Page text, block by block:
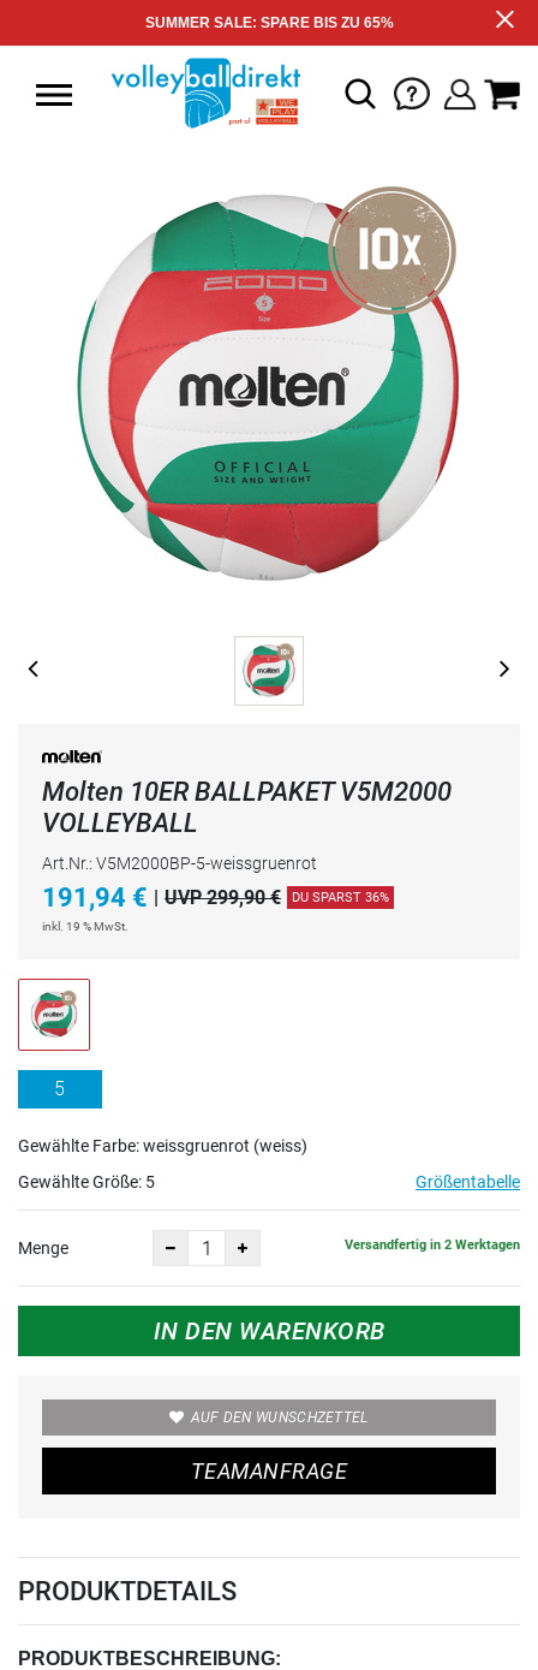
SUMMER SALE: SPARE BIS ZU 65%
Molten 10ER BALLPAKET V5M2000
VOLLEYBALL
Art.Nr.: V5M2000BP-5-weissgruenrot
191,94 € | UVP 299,90 € DU SPARST 36%
inkl. 19 % MwSt.
5
Gewählte Farbe: weissgruenrot (weiss)
Gewählte Größe: 5 Größentabelle
Menge Versandfertig in 2 Werktagen
IN DEN WARENKORB
AUF DEN WUNSCHZETTEL
TEAMANFRAGE
PRODUKTDETAILS
PRODUKTBESCHREIBUNG: